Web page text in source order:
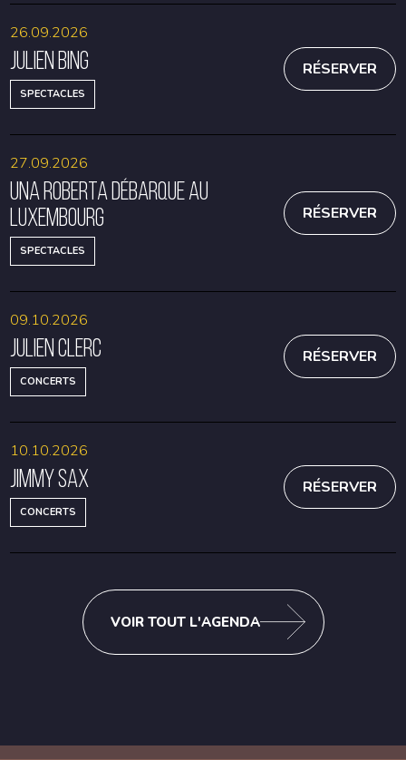
Julien Bing
SPECTACLES
26.09.2026
RÉSERVER
Una Roberta débarque au
Luxembourg
SPECTACLES
27.09.2026
RÉSERVER
Julien Clerc
CONCERTS
09.10.2026
RÉSERVER
Jimmy Sax
CONCERTS
10.10.2026
RÉSERVER
VOIR TOUT L'AGENDA